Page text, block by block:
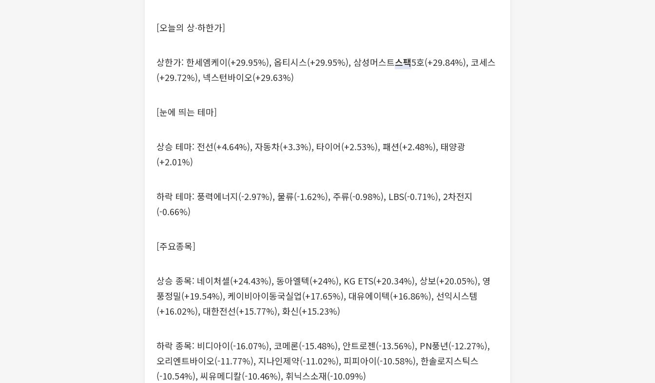
[오늘의 상∙하한가]
상한가: 한세엠케이(+29.95%), 옵티시스(+29.95%), 삼성머스트스팩5호(+29.84%), 코세스
(+29.72%), 넥스턴바이오(+29.63%)
[눈에 띄는 테마]
상승 테마: 전선(+4.64%), 자동차(+3.3%), 타이어(+2.53%), 패션(+2.48%), 태양광
(+2.01%)
하락 테마: 풍력에너지(-2.97%), 물류(-1.62%), 주류(-0.98%), LBS(-0.71%), 2차전지
(-0.66%)
[주요종목]
상승 종목: 네이처셀(+24.43%), 동아엘텍(+24%), KG ETS(+20.34%), 상보(+20.05%), 영
풍정밀(+19.54%), 케이비아이동국실업(+17.65%), 대유에이텍(+16.86%), 선익시스템
(+16.02%), 대한전선(+15.77%), 화신(+15.23%)
하락 종목: 비디아이(-16.07%), 코메론(-15.48%), 안트로젠(-13.56%), PN풍년(-12.27%),
오리엔트바이오(-11.77%), 지나인제약(-11.02%), 피피아이(-10.58%), 한솔로지스틱스
(-10.54%), 씨유메디칼(-10.46%), 휘닉스소재(-10.09%)